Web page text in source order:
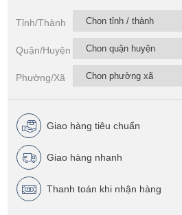
Tỉnh/Thành
Quận/Huyện
Phường/Xã
Giao hàng tiêu chuẩn
Giao hàng nhanh
Thanh toán khi nhận hàng